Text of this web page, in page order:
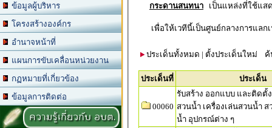
ข้อมูลผู้บริหาร
โครงสร้างองค์กร
อำนาจหน้าที่
แผนการขับเคลื่อนหน่วยงาน
กฏหมายที่เกี่ยวข้อง
ข้อมูลการติดต่อ
ความรู้เกี่ยวกับ อบต.
กระดานสนทนา
เพื่อให้เวทีนี้เป็นศูนย์กลางการแลก
ประเด็นทั้งหมด | ตั้งประเด็นใหม่ ค้
ประเด็นที่ ประเด็น
00060
รับสร้าง ออกแบบ และติดตั้
สวนน้ำ เครื่องเล่นสวนน้ำ
น้ำ อุปกรณ์ต่าง ๆ